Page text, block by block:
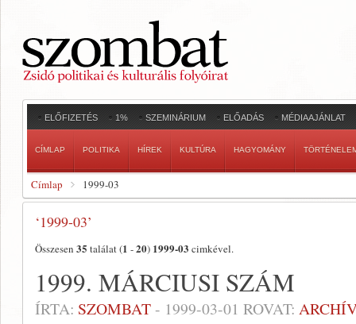
ELŐFIZETÉS 1% SZEMINÁRIUM ELŐADÁS MÉDIAAJÁNLAT
CÍMLAP POLITIKA HÍREK KULTÚRA HAGYOMÁNY
Címlap 1999-03
‘1999-03’
Összesen 35 találat (1 -20) 1999-03 cimkével.
1999. MÁRCIUSI SZÁM
ÍRTA: SZOMBAT- 1999-03-01 ROVAT: